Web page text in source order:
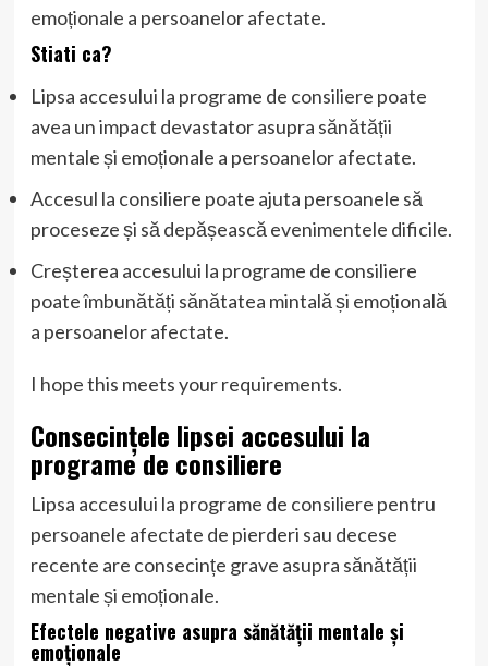
emoționale a persoanelor afectate.
Stiati ca?
Lipsa accesului la programe de consiliere poate
avea un impact devastator asupra sănătății
mentale și emoționale a persoanelor afectate.
Accesul la consiliere poate ajuta persoanele să
proceseze și să depășească evenimentele dificile.
Creșterea accesului la programe de consiliere
poate îmbunătăți sănătatea mintală și emoțională
a persoanelor afectate.
I hope this meets your requirements.
Consecințele lipsei accesului la
programe de consiliere
Lipsa accesului la programe de consiliere pentru
persoanele afectate de pierderi sau decese
recente are consecințe grave asupra sănătății
mentale și emoționale.
Efectele negative asupra sănătății mentale și
emoționale